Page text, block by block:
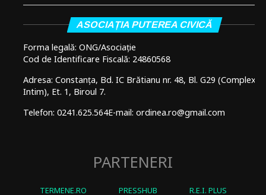
ASOCIAȚIA PUTEREA CIVICĂ
Forma legală: ONG/Asociație
Cod de Identificare Fiscală: 24860568
Adresa: Constanța, Bd. IC Brătianu nr. 48, Bl. G29 (Complex
Intim), Et. 1, Biroul 7.
Telefon: 0241.625.564E-mail: ordinea.ro@gmail.com
PARTENERI
TERMENE.RO PRESSHUB R.E.I. PLUS